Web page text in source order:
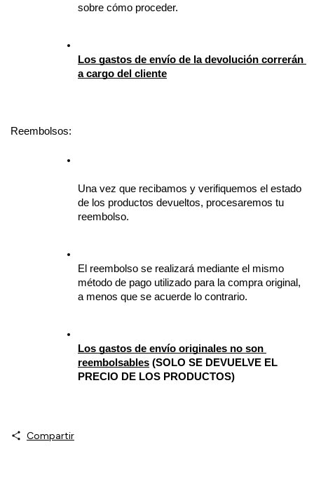
sobre cómo proceder.
Los gastos de envío de la devolución correrán
a cargo del cliente
Reembolsos:
Una vez que recibamos y verifiquemos el estado
de los productos devueltos, procesaremos tu
reembolso.
El reembolso se realizará mediante el mismo
método de pago utilizado para la compra original,
a menos que se acuerde lo contrario.
Los gastos de envío originales no son
reembolsables (SOLO SE DEVUELVE EL
PRECIO DE LOS PRODUCTOS)
Compartir